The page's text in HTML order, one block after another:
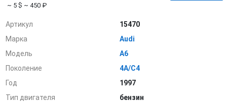
~ 5 $ ~ 450 ₽
Артикул
15470
Марка
Audi
Модель
A6
Поколение
4A/C4
Год
1997
Тип двигателя
бензин